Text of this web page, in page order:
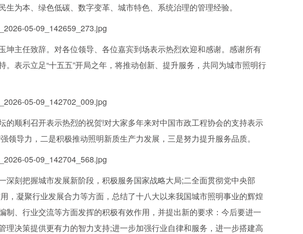
为本、绿色低碳、数字变革、城市特色、系统治理的管理经验。
主任致辞。对各位领导、各位嘉宾到场表示热烈欢迎和感谢。感谢所有
表示立足“十五五”开局之年，将推动创新、提升服务，共同为城市照明行
顺利召开表示热烈的祝贺!对大家多年来对中国市政工程协会的支持表示
导力，二是积极推动照明新质生产力发展，三是努力提升服务品质。
刻把握城市发展新阶段，积极服务国家战略大局;二全面贯彻党中央部
，凝聚行业发展合力等方面，总结了十八大以来我国城市照明事业的辉煌
、行业交流等方面发挥的积极有效作用，并提出新的要求：今后要进一
决策提供更有力的智力支持;进一步加强行业自律和服务，进一步搭建高